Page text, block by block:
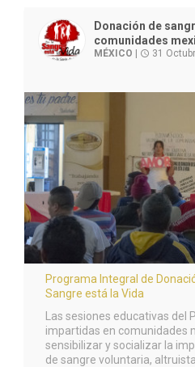
Donación de
comunidades
MÉXICO access_time 31
Programa Integral de
Sangre está la Vida
Las sesiones educativas del
impartidas en comunidades
sensibilizar y socializar la
de sangre voluntaria, altruista